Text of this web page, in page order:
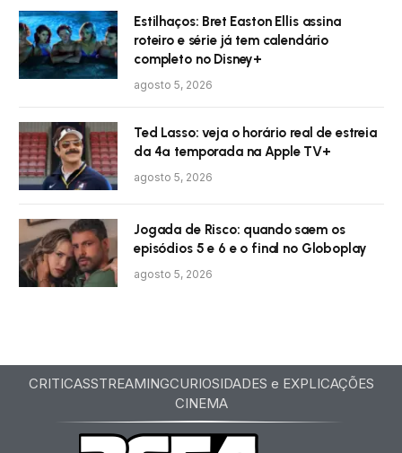
Estilhaços: Bret Easton Ellis assina
roteiro e série já tem calendário
completo no Disney+
agosto 5, 2026
Ted Lasso: veja o horário real de estreia
da 4ª temporada na Apple TV+
agosto 5, 2026
Jogada de Risco: quando saem os
episódios 5 e 6 e o final no Globoplay
agosto 5, 2026
CRITICASSTREAMINGCURIOSIDADES e EXPLICAÇÕES
CINEMA